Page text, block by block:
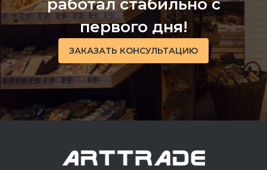
работал стабильно с
первого дня!
ЗАКАЗАТЬ КОНСУЛЬТАЦИЮ